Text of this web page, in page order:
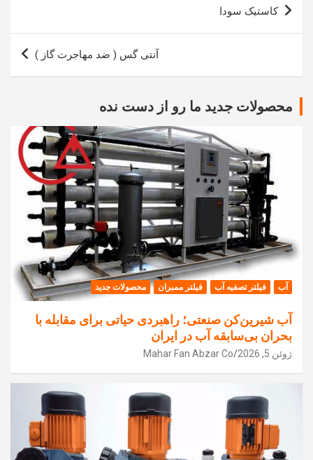
کاستیک سودا
آنتی گس ( ضد مهاجرت گاز )
محصولات جدید ما رو از دست نده
آب فیلتر تصفیه آب فیلتر ممبران محصولات جدید
آب شیرین‌کن صنعتی؛ راهبردی حیاتی برای مقابله با
بحران بی‌سابقه آب در ایران
ژوئن 5, 2026 Mahar Fan Abzar Co